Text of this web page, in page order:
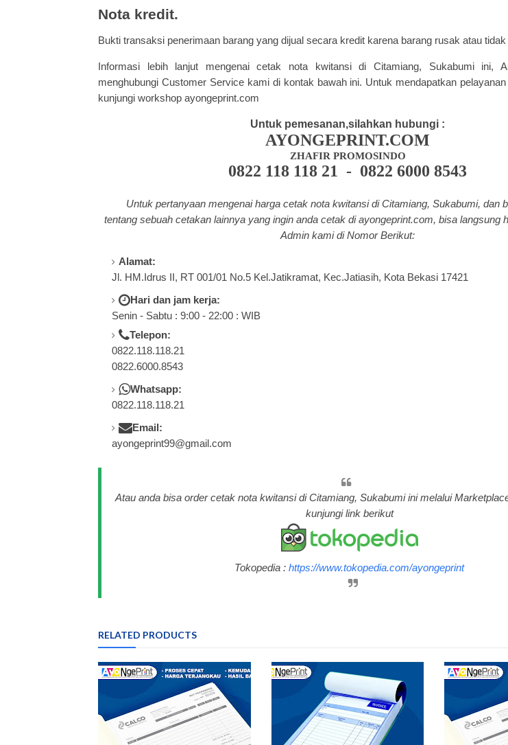
Nota kredit.
Bukti transaksi penerimaan barang yang dijual secara kredit karena barang rusak atau
Informasi lebih lanjut mengenai cetak nota kwitansi di Citamiang, Sukabumi ini,
menghubungi Customer Service kami di kontak bawah ini. Untuk mendapatkan
kunjungi workshop ayongeprint.com
Untuk pemesanan,silahkan hubungi :
AYONGEPRINT.COM
ZHAFIR PROMOSINDO
0822 118 118 21 - 0822 6000 8543
Untuk pertanyaan mengenai harga cetak nota kwitansi di Citamiang, Sukabumi, dan
tentang sebuah cetakan lainnya yang ingin anda cetak di ayongeprint.com, bisa langsung
Admin kami di Nomor Berikut:
Alamat:
Jl. HM.Idrus II, RT 001/01 No.5 Kel.Jatikramat, Kec.Jatiasih, Kota Bekasi 17421
Hari dan jam kerja:
Senin - Sabtu : 9:00 - 22:00 : WIB
Telepon:
0822.118.118.21
0822.6000.8543
Whatsapp:
0822.118.118.21
Email:
ayongeprint99@gmail.com
Atau anda bisa order cetak nota kwitansi di Citamiang, Sukabumi ini melalui
kunjungi link berikut
Tokopedia : https://www.tokopedia.com/ayongeprint
RELATED PRODUCTS